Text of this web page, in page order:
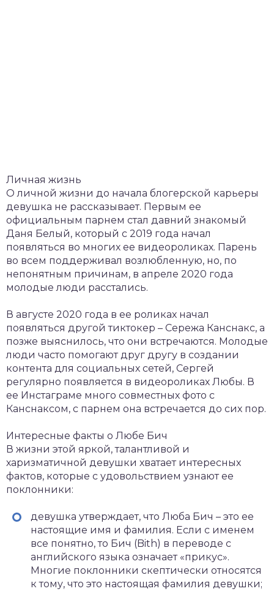
Личная жизнь
О личной жизни до начала блогерской карьеры
девушка не рассказывает. Первым ее
официальным парнем стал давний знакомый
Даня Белый, который с 2019 года начал
появляться во многих ее видеороликах. Парень
во всем поддерживал возлюбленную, но, по
непонятным причинам, в апреле 2020 года
молодые люди расстались.
В августе 2020 года в ее роликах начал
появляться другой тиктокер – Сережа Канснакс, а
позже выяснилось, что они встречаются. Молодые
люди часто помогают друг другу в создании
контента для социальных сетей, Сергей
регулярно появляется в видеороликах Любы. В
ее Инстаграме много совместных фото с
Канснаксом, с парнем она встречается до сих пор.
Интересные факты о Любе Бич
В жизни этой яркой, талантливой и
харизматичной девушки хватает интересных
фактов, которые с удовольствием узнают ее
поклонники:
девушка утверждает, что Люба Бич – это ее
настоящие имя и фамилия. Если с именем
все понятно, то Бич (Bith) в переводе с
английского языка означает «прикус».
Многие поклонники скептически относятся
к тому, что это настоящая фамилия девушки;